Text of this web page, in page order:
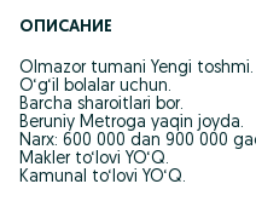
ОПИСАНИЕ
Olmazor tumani Yengi toshmi.
O‘g‘il bolalar uchun.
Barcha sharoitlari bor.
Beruniy Metroga yaqin joyda.
Narx: 600 000 dan 900 000
Makler to‘lovi YO‘Q.
Kamunal to‘lovi YO‘Q.